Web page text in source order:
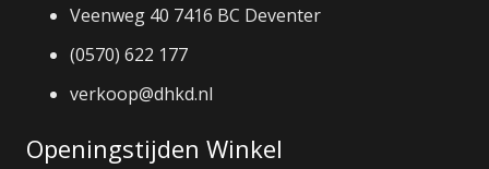
Veenweg 40 7416 BC Deventer
(0570) 622 177
verkoop@dhkd.nl
Openingstijden Winkel